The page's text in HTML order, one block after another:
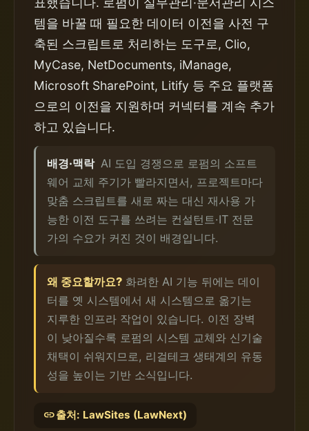
템을 바꿀 때 필요한 데이터 이전을 사전 구
축된 스크립트로 처리하는 도구로, Clio,
MyCase, NetDocuments, iManage,
Microsoft SharePoint, Litify 등 주요 플랫폼
으로의 이전을 지원하며 커넥터를 계속 추가
하고 있습니다.
배경·맥락 AI 도입 경쟁으로 로펌의 소프트
웨어 교체 주기가 빨라지면서, 프로젝트마다
맞춤 스크립트를 새로 짜는 대신 재사용 가
능한 이전 도구를 쓰려는 컨설턴트·IT 전문
가의 수요가 커진 것이 배경입니다.
왜 중요할까요? 화려한 AI 기능 뒤에는 데이
터를 옛 시스템에서 새 시스템으로 옮기는
지루한 인프라 작업이 있습니다. 이전 장벽
이 낮아질수록 로펌의 시스템 교체와 신기술
채택이 쉬워지므로, 리걸테크 생태계의 유동
성을 높이는 기반 소식입니다.
link출처: LawSites (LawNext)